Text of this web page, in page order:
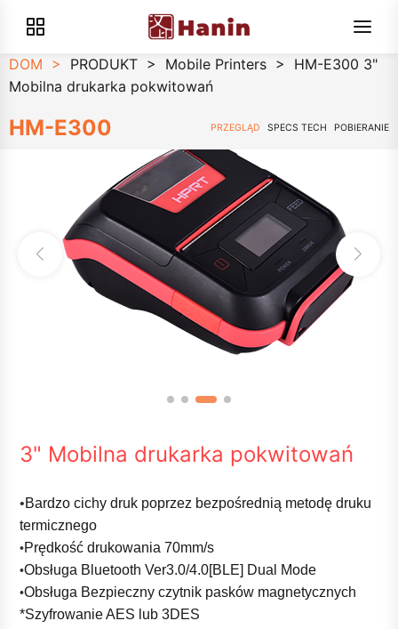
DOM > PRODUKT > Mobile Printers >
HM-E300 3"
Mobilna drukarka pokwitowań
HM-E300 PRZEGLĄD SPECS TECH POBIERANIE
3" Mobilna drukarka pokwitowań
•Bardzo cichy druk poprzez bezpośrednią metodę druku
termicznego
•Prędkość drukowania 70mm/s
•Obsługa Bluetooth Ver3.0/4.0[BLE] Dual Mode
•Obsługa Bezpieczny czytnik pasków magnetycznych
*Szyfrowanie AES lub 3DES